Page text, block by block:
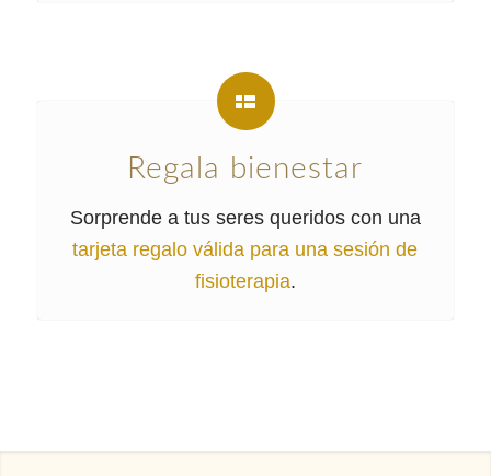
Regala bienestar
Sorprende a tus seres queridos con una
tarjeta regalo válida para una sesión de
fisioterapia.